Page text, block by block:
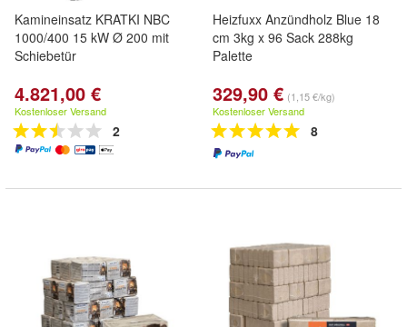
Kamineinsatz KRATKI NBC
1000/400 15 kW Ø 200 mit
Schiebetür
4.821,00 €
Kostenloser Versand
2
Heizfuxx Anzündholz Blue 18
cm 3kg x 96 Sack 288kg
Palette
329,90 € (1,15 €/kg)
Kostenloser Versand
8